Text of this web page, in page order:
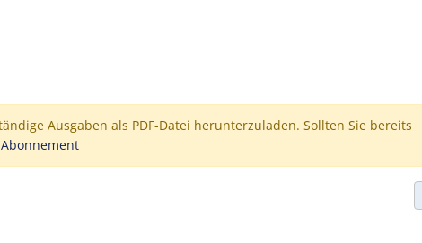
Ausgaben als PDF-Datei herunterzuladen. Sollten Sie bereits